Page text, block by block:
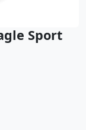
Sport